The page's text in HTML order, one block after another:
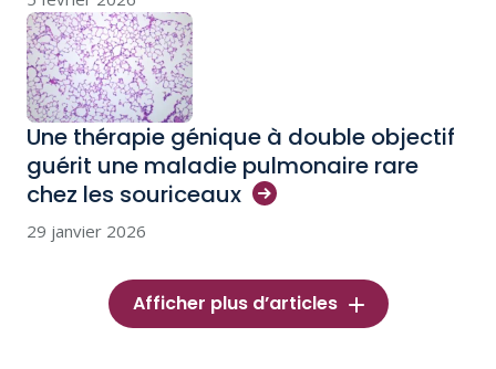
Une thérapie génique à double objectif
guérit une maladie pulmonaire rare
chez les souriceaux
29 janvier 2026
Afficher plus d’articles